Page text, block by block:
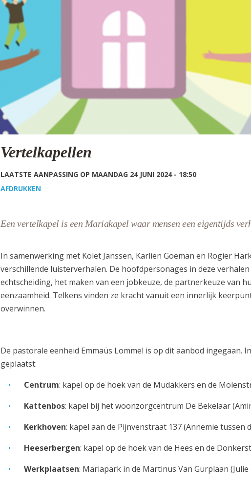
Vertelkapellen
LAATSTE AANPASSING OP MAANDAG 24 JUNI 2024 - 18:50
AFDRUKKEN
Een vertelkapel is een Mariakapel waar mensen een eigentijds
In samenwerking met Kolet Janssen, Karlien Goeman en Rogier
verschillende luisterverhalen. De hoofdpersonages in deze
echtscheiding, het maken van een jobkeuze, de partnerkeuze van
eenzaamheid. Telkens vinden ze kracht vanuit een innerlijk
overwinnen.
De pastorale eenheid Emmaüs Lommel is op dit aanbod ingegaan.
geplaatst:
Centrum: kapel op de hoek van de Mudakkers en de
Kattenbos: kapel bij het woonzorgcentrum De Bekelaar
Kerkhoven: kapel aan de Pijnvenstraat 137 (Annemie tussen
Heeserbergen: kapel op de hoek van de Hees en de
Werkplaatsen: Mariapark in de Martinus Van Gurplaan